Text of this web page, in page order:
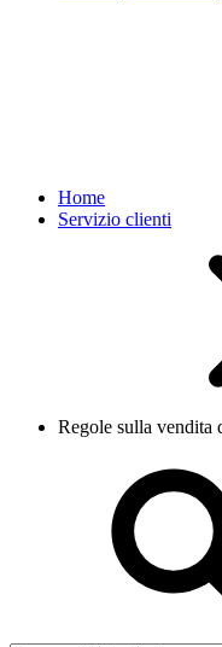
Home
Servizio clienti
Regole sulla vendita